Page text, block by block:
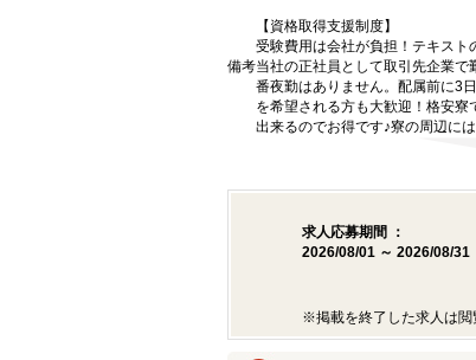
【資格取得支援制度】
受験費用は会社が負担！テキスト
備考当社の正社員として取引先企業
番夜勤はありません。配属前に3
を希望される方も大歓迎！格安
出来るのでお得です♪寮の周辺に
求人応募期間 ：
2026/08/01 ～ 2026/08/31
※掲載を終了した求人は閲